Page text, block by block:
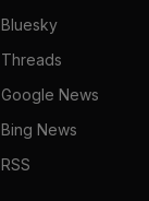
Bluesky
Threads
Google News
Bing News
RSS